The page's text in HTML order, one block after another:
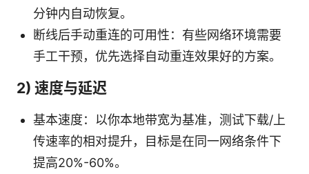
分钟内自动恢复。
断线后手动重连的可用性：有些网络环境需要
手工干预，优先选择自动重连效果好的方案。
2) 速度与延迟
基本速度：以你本地带宽为基准，测试下载/上
传速率的相对提升，目标是在同一网络条件下
提高20%-60%。